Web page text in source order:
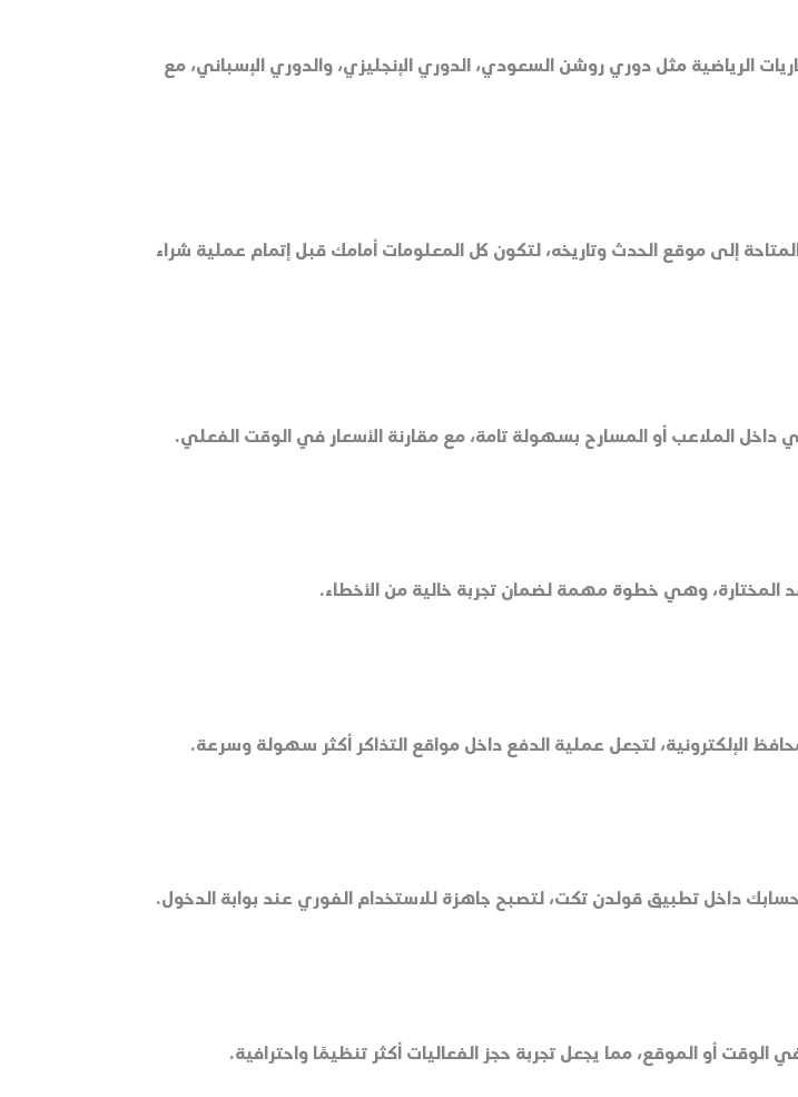
الرياضية مثل دوري روشن السعودي، الدوري الإنجليزي، والدوري الإسباني، مع
إلى موقع الحدث وتاريخه، لتكون كل المعلومات أمامك قبل إتمام عملية شراء
داخل الملاعب أو المسارح بسهولة تامة، مع مقارنة الأسعار في الوقت الفعلي.
المختارة، وهي خطوة مهمة لضمان تجربة خالية من الأخطاء.
الإلكترونية، لتجعل عملية الدفع داخل مواقع التذاكر أكثر سهولة وسرعة.
حسابك داخل تطبيق قولدن تكت، لتصبح جاهزة للاستخدام الفوري عند بوابة الدخول.
أو الموقع، مما يجعل تجربة حجز الفعاليات أكثر تنظيمًا واحترافية.